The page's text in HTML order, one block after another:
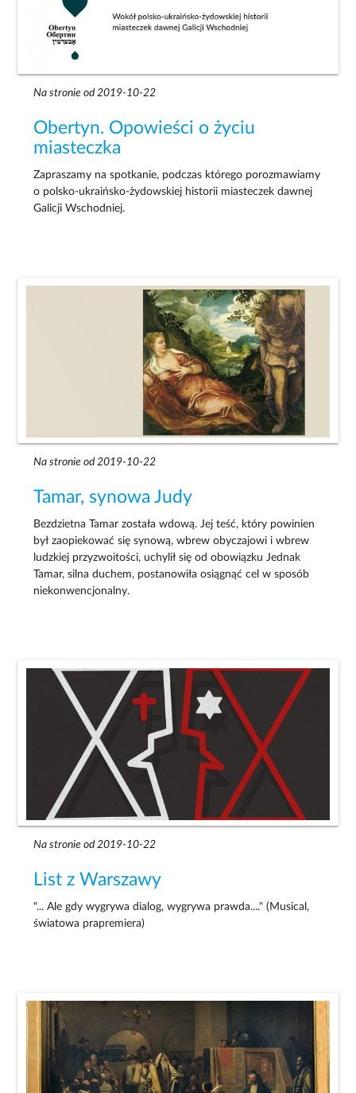
Na stronie od 2019-10-22
Obertyn. Opowieści o życiu
miasteczka
Zapraszamy na spotkanie, podczas którego porozmawiamy
o polsko-ukraińsko-żydowskiej historii miasteczek dawnej
Galicji Wschodniej.
Na stronie od 2019-10-22
Tamar, synowa Judy
Bezdzietna Tamar została wdową. Jej teść, który powinien
był zaopiekować się synową, wbrew obyczajowi i wbrew
ludzkiej przyzwoitości, uchylił się od obowiązku Jednak
Tamar, silna duchem, postanowiła osiągnąć cel w sposób
niekonwencjonalny.
Na stronie od 2019-10-22
List z Warszawy
"... Ale gdy wygrywa dialog, wygrywa prawda...." (Musical,
światowa prapremiera)